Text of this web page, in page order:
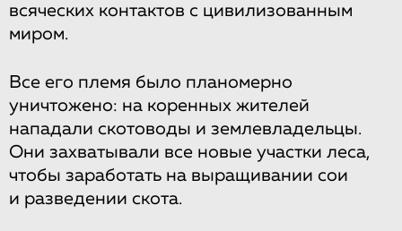
всяческих контактов с цивилизованным
миром.
Все его племя было планомерно
уничтожено: на коренных жителей
нападали скотоводы и землевладельцы.
Они захватывали все новые участки леса,
чтобы заработать на выращивании сои
и разведении скота.